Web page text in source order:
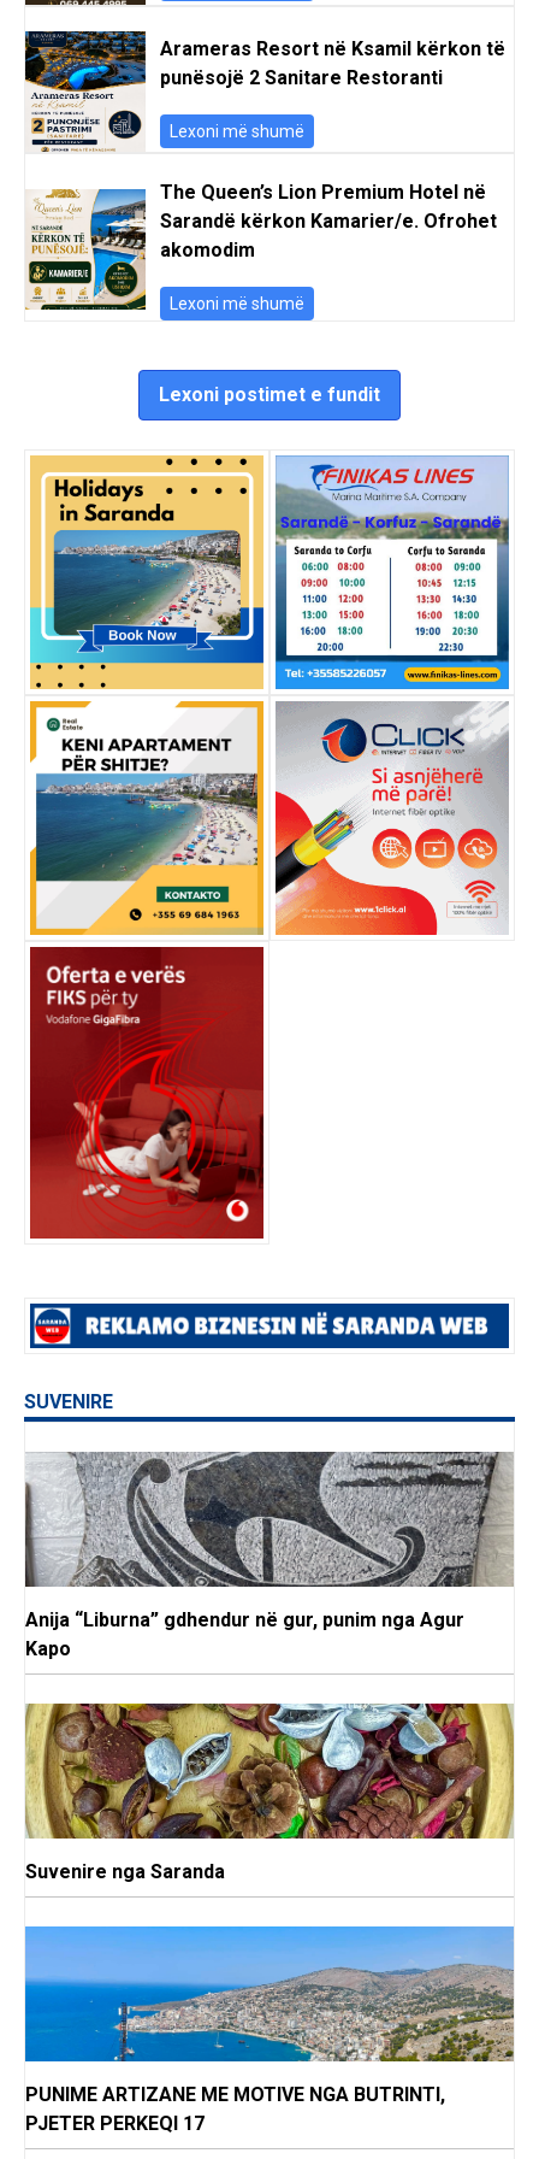
Arameras Resort në Ksamil kërkon të
punësojë 2 Sanitare Restoranti
Lexoni më shumë
The Queen’s Lion Premium Hotel në
Sarandë kërkon Kamarier/e. Ofrohet
akomodim
Lexoni më shumë
Lexoni postimet e fundit
SUVENIRE
Anija “Liburna” gdhendur në gur, punim nga Agur
Kapo
Suvenire nga Saranda
PUNIME ARTIZANE ME MOTIVE NGA BUTRINTI,
PJETER PERKEQI 17